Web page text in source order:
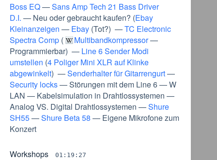
Boss EQ—Sans Amp Tech 21 Bass Driver
D.I. — Neu oder gebraucht kaufen? (Ebay
Kleinanzeigen — Ebay (Tot?) —TC Electronic
Spectra Comp ( Multibandkompressor—
Programmierbar) — Line 6 Sender Modi
umstellen (4 Poliger Mini XLR auf Klinke
abgewinkelt) —Senderhalter für Gitarrengurt—
Security locks—Störungen mit dem Line 6—W
LAN — Kabelsimulation in Drahtlossystemen —
Analog VS. Digital Drahtlossystemen —Shure
SH55—Shure Beta 58 — Eigene Mikrofone zum
Konzert
Workshops 01:19:27